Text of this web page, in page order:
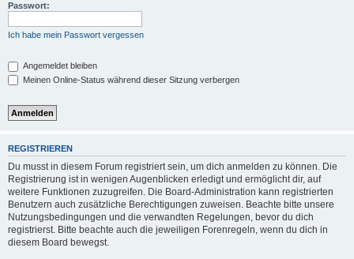
Passwort:
Ich habe mein Passwort vergessen
Angemeldet bleiben
Meinen Online-Status während dieser Sitzung verbergen
REGISTRIEREN
Du musst in diesem Forum registriert sein, um dich anmelden zu können. Die
Registrierung ist in wenigen Augenblicken erledigt und ermöglicht dir, auf
weitere Funktionen zuzugreifen. Die Board-Administration kann registrierten
Benutzern auch zusätzliche Berechtigungen zuweisen. Beachte bitte unsere
Nutzungsbedingungen und die verwandten Regelungen, bevor du dich
registrierst. Bitte beachte auch die jeweiligen Forenregeln, wenn du dich in
diesem Board bewegst.